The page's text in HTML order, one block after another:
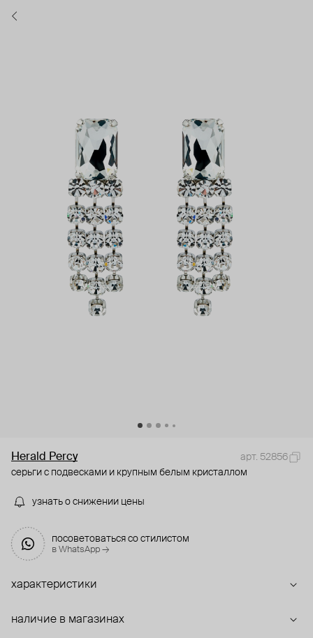
Herald Percy
арт. 52856
серьги с подвесками и крупным белым кристаллом
узнать о снижении цены
посоветоваться со стилистом
в WhatsApp →
характеристики
наличие в магазинах